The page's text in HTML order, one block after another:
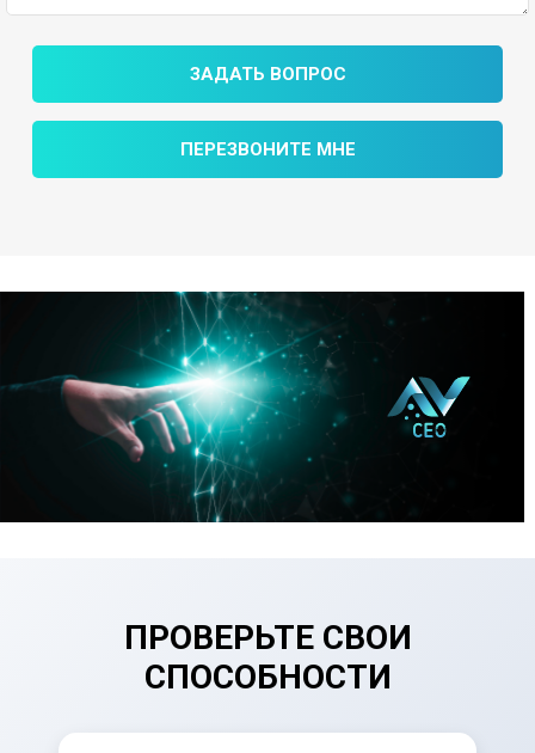
ЗАДАТЬ ВОПРОС
ПЕРЕЗВОНИТЕ МНЕ
ПРОВЕРЬТЕ СВОИ
СПОСОБНОСТИ